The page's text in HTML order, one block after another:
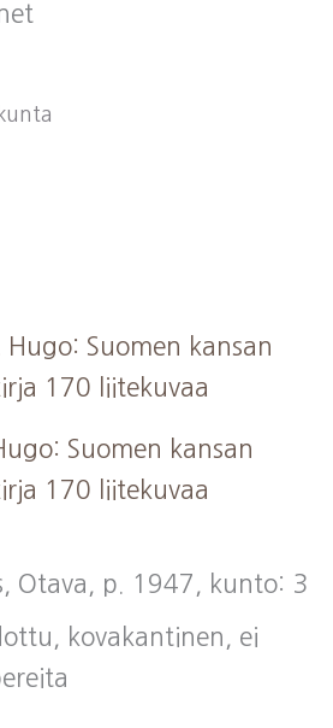
Suomen kansan
170 liitekuvaa
Otava, p. 1947, kunto: 3
kovakantinen, ei